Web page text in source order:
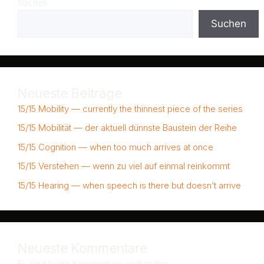
Suchen
Suchen
Neueste Beiträge
15/15 Mobility — currently the thinnest piece of the series
15/15 Mobilität — der aktuell dünnste Baustein der Reihe
15/15 Cognition — when too much arrives at once
15/15 Verstehen — wenn zu viel auf einmal reinkommt
15/15 Hearing — when speech is there but doesn’t arrive
Neueste Kommentare